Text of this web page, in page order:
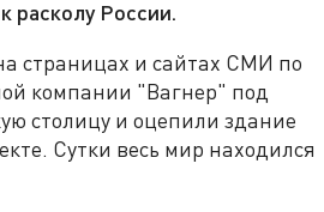
расколу России.
страницах и сайтах СМИ по
компании "Вагнер" под
столицу и оцепили здание
Сутки весь мир находился